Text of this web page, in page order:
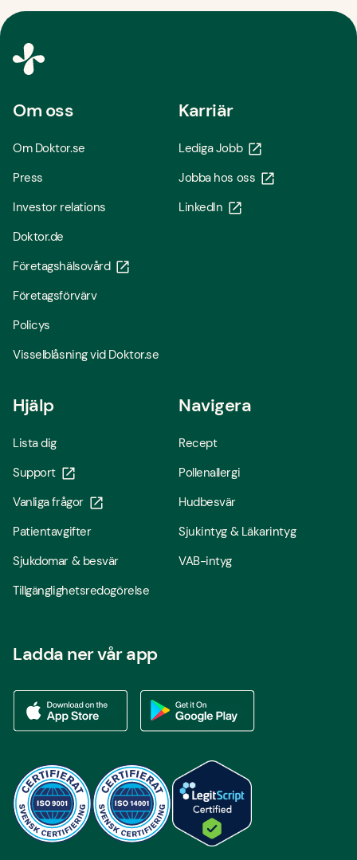
Om oss
Om Doktor.se
Press
Investor relations
Doktor.de
Företagshälsovård
Företagsförvärv
Policys
Visselblåsning vid Doktor.se
Karriär
Lediga Jobb
Jobba hos oss
LinkedIn
Hjälp
Lista dig
Support
Vanliga frågor
Patientavgifter
Sjukdomar & besvär
Tillgänglighetsredogörelse
Navigera
Recept
Pollenallergi
Hudbesvär
Sjukintyg & Läkarintyg
VAB-intyg
Ladda ner vår app